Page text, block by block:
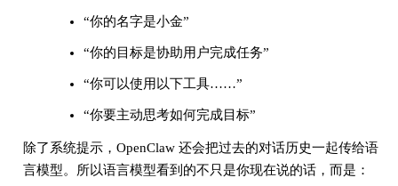
“你的名字是小金”
“你的目标是协助用户完成任务”
“你可以使用以下工具……”
“你要主动思考如何完成目标”
除了系统提示，OpenClaw 还会把过去的对话历史一起传给语
言模型。所以语言模型看到的不只是你现在说的话，而是：